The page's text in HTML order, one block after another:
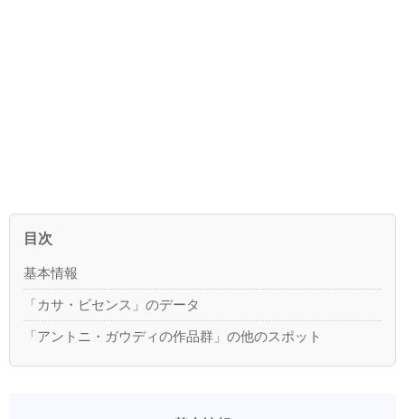
目次
基本情報
「カサ・ビセンス」のデータ
「アントニ・ガウディの作品群」の他のスポット